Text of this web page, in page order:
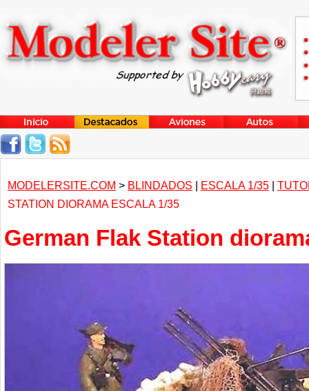
MODELERSITE.COM > BLINDADOS | ESCALA 1/35 |
STATION DIORAMA ESCALA 1/35
German Flak Station